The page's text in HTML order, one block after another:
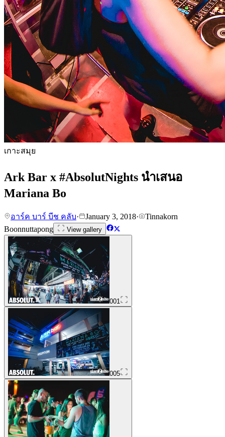
เกาะสมุย
Ark Bar x #AbsolutNights นำเสนอ
Mariana Bo
อาร์ค บาร์ บีช คลับ· January 3, 2018·
Tinnakorn
Boonnuttapong
View gallery
001
005